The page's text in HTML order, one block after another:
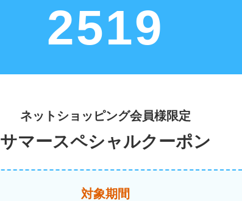
2519
ネットショッピング会員様限定
サマースペシャルクーポン
対象期間